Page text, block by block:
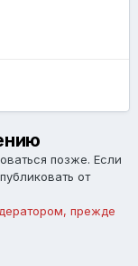
позже. Если
от
прежде